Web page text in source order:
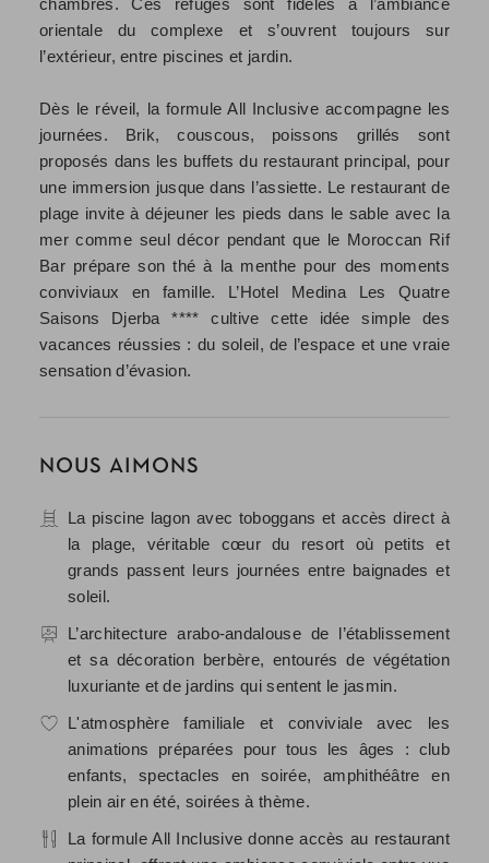
chambres. Ces refuges sont fidèles à l’ambiance
orientale du complexe et s’ouvrent toujours sur
l’extérieur, entre piscines et jardin.
Dès le réveil, la formule All Inclusive accompagne les
journées. Brik, couscous, poissons grillés sont
proposés dans les buffets du restaurant principal, pour
une immersion jusque dans l’assiette. Le restaurant de
plage invite à déjeuner les pieds dans le sable avec la
mer comme seul décor pendant que le Moroccan Rif
Bar prépare son thé à la menthe pour des moments
conviviaux en famille. L’Hotel Medina Les Quatre
Saisons Djerba **** cultive cette idée simple des
vacances réussies : du soleil, de l’espace et une vraie
sensation d’évasion.
NOUS AIMONS
La piscine lagon avec toboggans et accès direct à
la plage, véritable cœur du resort où petits et
grands passent leurs journées entre baignades et
soleil.
L’architecture arabo-andalouse de l’établissement
et sa décoration berbère, entourés de végétation
luxuriante et de jardins qui sentent le jasmin.
L'atmosphère familiale et conviviale avec les
animations préparées pour tous les âges : club
enfants, spectacles en soirée, amphithéâtre en
plein air en été, soirées à thème.
La formule All Inclusive donne accès au restaurant